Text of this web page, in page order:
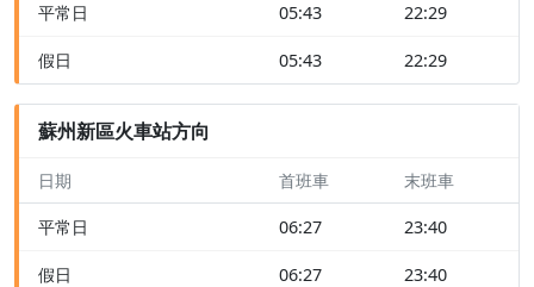
平常日 05:43 22:29
假日 05:43 22:29
蘇州新區火車站方向
日期 首班車 末班車
平常日 06:27 23:40
假日 06:27 23:40